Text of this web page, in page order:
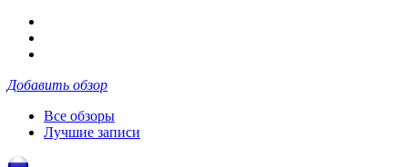
Добавить обзор
Все обзоры
Лучшие записи